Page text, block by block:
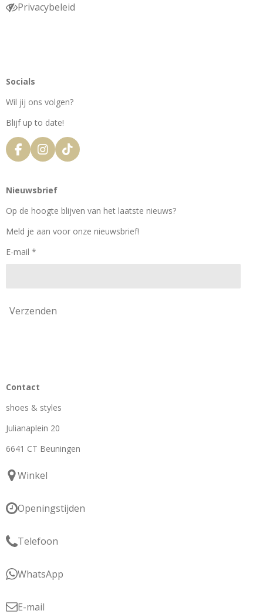
Privacybeleid
Socials
Wil jij ons volgen?
Blijf up to date!
F
a
e
o
k
I
n
t
g
a
T
i
k
Nieuwsbrief
Op de hoogte blijven van het laatste nieuws?
Meld je aan voor onze nieuwsbrief!
E-mail *
Verzenden
Contact
shoes & styles
Julianaplein 20
6641 CT Beuningen
Winkel
Openingstijden
Telefoon
WhatsApp
E-mail